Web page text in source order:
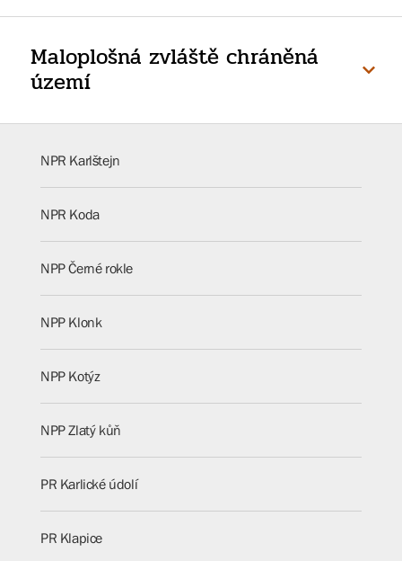
Maloplošná zvláště chráněná
území
NPR Karlštejn
NPR Koda
NPP Černé rokle
NPP Klonk
NPP Kotýz
NPP Zlatý kůň
PR Karlické údolí
PR Klapice